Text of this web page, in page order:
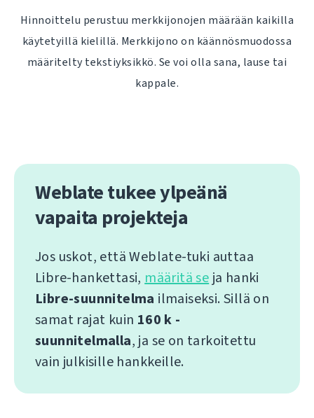
Hinnoittelu perustuu merkkijonojen määrään kaikilla
käytetyillä kielillä. Merkkijono on käännösmuodossa
määritelty tekstiyksikkö. Se voi olla sana, lause tai
kappale.
Weblate tukee ylpeänä
vapaita projekteja
Jos uskot, että Weblate-tuki auttaa
Libre-hankettasi, määritä se ja hanki
Libre-suunnitelma ilmaiseksi. Sillä on
samat rajat kuin 160 k -
suunnitelmalla, ja se on tarkoitettu
vain julkisille hankkeille.